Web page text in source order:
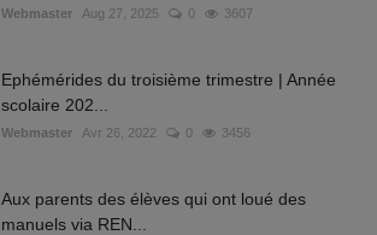
Webmaster Aug 27, 2025 0 3607
Ephémérides du troisième trimestre | Année
scolaire 202...
Webmaster Avr 26, 2022 0 3456
Aux parents des élèves qui ont loué des
manuels via REN...